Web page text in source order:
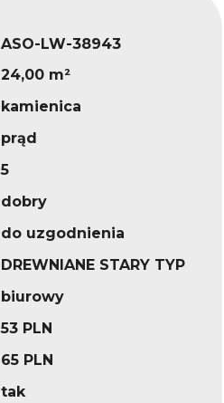
ASO-LW-38943
24,00 m²
kamienica
prąd
5
dobry
do uzgodnienia
DREWNIANE STARY TYP
biurowy
53 PLN
65 PLN
tak